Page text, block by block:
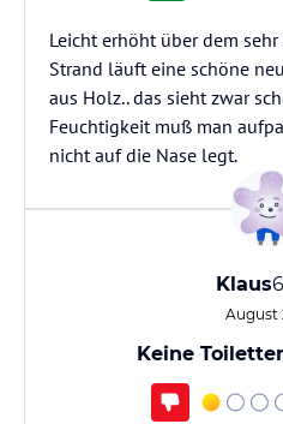
Leicht erhöht über dem
Strand läuft eine schöne
aus Holz.. das sieht zwar
Feuchtigkeit muß man
nicht auf die Nase legt.
Klaus
August
Keine